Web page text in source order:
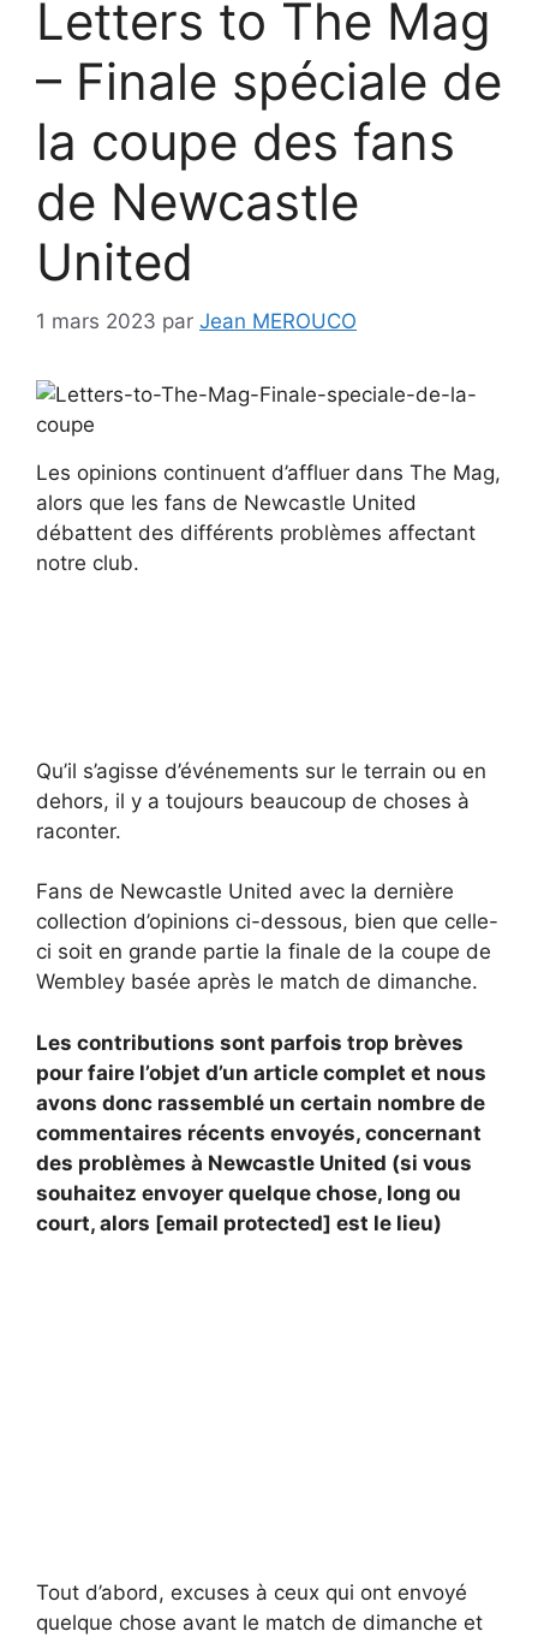
Letters to The Mag
– Finale spéciale de
la coupe des fans
de Newcastle
United
1 mars 2023 par Jean MEROUCO
Les opinions continuent d’affluer dans The Mag,
alors que les fans de Newcastle United
débattent des différents problèmes affectant
notre club.
Qu’il s’agisse d’événements sur le terrain ou en
dehors, il y a toujours beaucoup de choses à
raconter.
Fans de Newcastle United avec la dernière
collection d’opinions ci-dessous, bien que celle-
ci soit en grande partie la finale de la coupe de
Wembley basée après le match de dimanche.
Les contributions sont parfois trop brèves
pour faire l’objet d’un article complet et nous
avons donc rassemblé un certain nombre de
commentaires récents envoyés, concernant
des problèmes à Newcastle United (si vous
souhaitez envoyer quelque chose, long ou
court, alors [email protected] est le lieu)
Tout d’abord, excuses à ceux qui ont envoyé
quelque chose avant le match de dimanche et